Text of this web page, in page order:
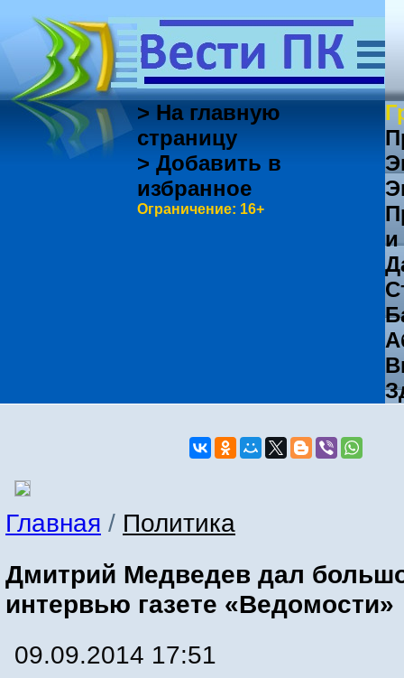
> На главную
страницу
> Добавить в
избранное
Ограничение: 16+
Главная / Политика
Дмитрий Медведев дал
интервью газете «Ведомости»
09.09.2014 17:51